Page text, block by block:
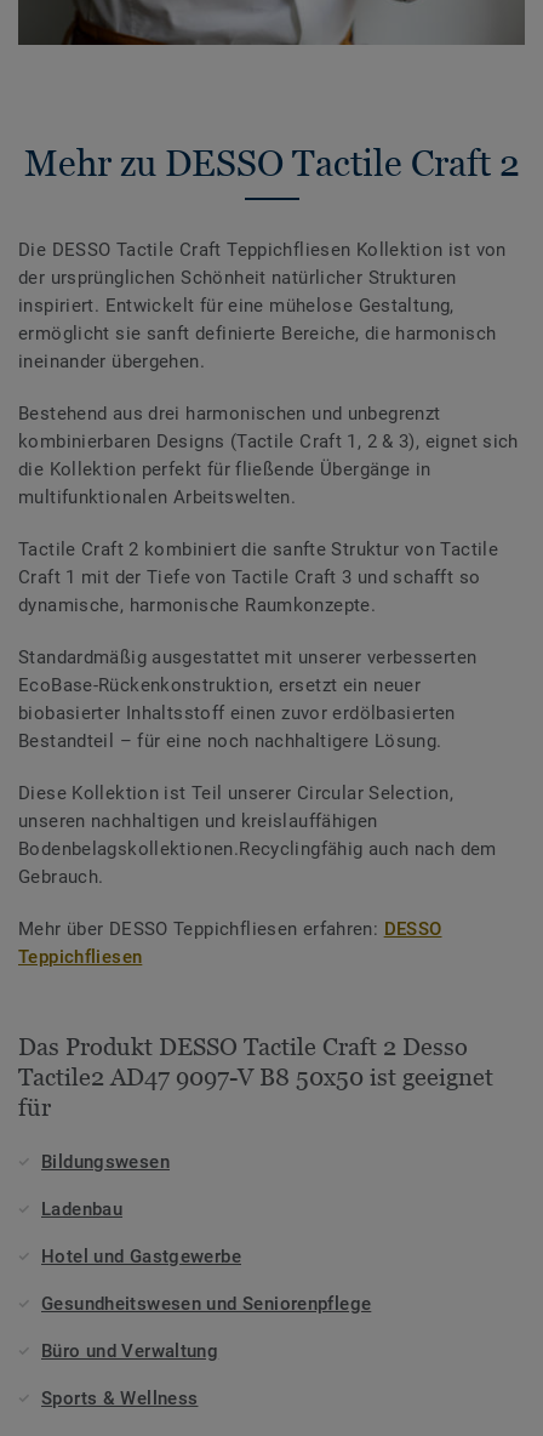
Mehr zu DESSO Tactile Craft 2
Die DESSO Tactile Craft Teppichfliesen Kollektion ist von
der ursprünglichen Schönheit natürlicher Strukturen
inspiriert. Entwickelt für eine mühelose Gestaltung,
ermöglicht sie sanft definierte Bereiche, die harmonisch
ineinander übergehen.
Bestehend aus drei harmonischen und unbegrenzt
kombinierbaren Designs (Tactile Craft 1, 2 & 3), eignet sich
die Kollektion perfekt für fließende Übergänge in
multifunktionalen Arbeitswelten.
Tactile Craft 2 kombiniert die sanfte Struktur von Tactile
Craft 1 mit der Tiefe von Tactile Craft 3 und schafft so
dynamische, harmonische Raumkonzepte.
Standardmäßig ausgestattet mit unserer verbesserten
EcoBase-Rückenkonstruktion, ersetzt ein neuer
biobasierter Inhaltsstoff einen zuvor erdölbasierten
Bestandteil – für eine noch nachhaltigere Lösung.
Diese Kollektion ist Teil unserer Circular Selection,
unseren nachhaltigen und kreislauffähigen
Bodenbelagskollektionen.Recyclingfähig auch nach dem
Gebrauch.
Mehr über DESSO Teppichfliesen erfahren: DESSO
Teppichfliesen
Das Produkt DESSO Tactile Craft 2 Desso
Tactile2 AD47 9097-V B8 50x50 ist geeignet
für
Bildungswesen
Ladenbau
Hotel und Gastgewerbe
Gesundheitswesen und Seniorenpflege
Büro und Verwaltung
Sports & Wellness